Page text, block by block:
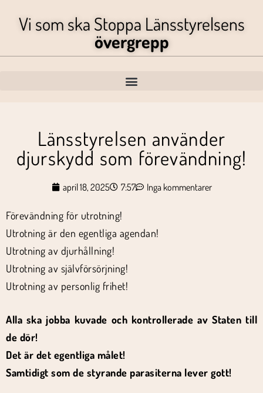
Vi som ska Stoppa Länsstyrelsens
övergrepp
Länsstyrelsen använder
djurskydd som förevändning!
april 18, 2025 7:57 Inga kommentarer
Förevändning för utrotning!
Utrotning är den egentliga agendan!
Utrotning av djurhållning!
Utrotning av självförsörjning!
Utrotning av personlig frihet!
Alla ska jobba kuvade och kontrollerade av Staten till
de dör!
Det är det egentliga målet!
Samtidigt som de styrande parasiterna lever gott!